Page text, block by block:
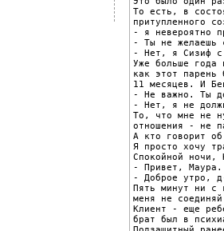
То есть, в
притупленного
- я невероятно
- Ты не желаешь
- Нет, я Сизиф с
Уже больше года
как этот парень
11 месяцев. И
- Не важно. Ты
- Нет, я не
То, что мне не
отношения - не
А кто говорит об
Я просто хочу
Спокойной ночи,
- Привет, Маура.
- Доброе утро,
Пять минут ни с
меня не
Клиент - еще
брат был в